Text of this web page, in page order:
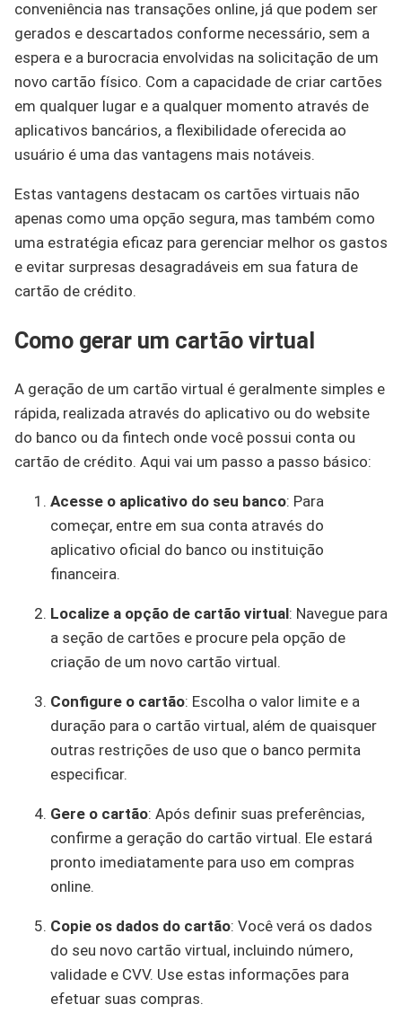
conveniência nas transações online, já que podem ser
gerados e descartados conforme necessário, sem a
espera e a burocracia envolvidas na solicitação de um
novo cartão físico. Com a capacidade de criar cartões
em qualquer lugar e a qualquer momento através de
aplicativos bancários, a flexibilidade oferecida ao
usuário é uma das vantagens mais notáveis.
Estas vantagens destacam os cartões virtuais não
apenas como uma opção segura, mas também como
uma estratégia eficaz para gerenciar melhor os gastos
e evitar surpresas desagradáveis em sua fatura de
cartão de crédito.
Como gerar um cartão virtual
A geração de um cartão virtual é geralmente simples e
rápida, realizada através do aplicativo ou do website
do banco ou da fintech onde você possui conta ou
cartão de crédito. Aqui vai um passo a passo básico:
Acesse o aplicativo do seu banco: Para
começar, entre em sua conta através do
aplicativo oficial do banco ou instituição
financeira.
Localize a opção de cartão virtual: Navegue para
a seção de cartões e procure pela opção de
criação de um novo cartão virtual.
Configure o cartão: Escolha o valor limite e a
duração para o cartão virtual, além de quaisquer
outras restrições de uso que o banco permita
especificar.
Gere o cartão: Após definir suas preferências,
confirme a geração do cartão virtual. Ele estará
pronto imediatamente para uso em compras
online.
Copie os dados do cartão: Você verá os dados
do seu novo cartão virtual, incluindo número,
validade e CVV. Use estas informações para
efetuar suas compras.